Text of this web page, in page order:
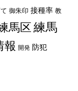
御朱印 接種率 教
馬区練馬
報 開発 防犯